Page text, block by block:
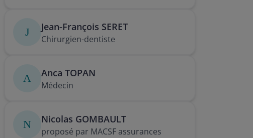
J Jean-François SERET
Chirurgien-dentiste
A Anca TOPAN
Médecin
N Nicolas GOMBAULT
proposé par MACSF assurances